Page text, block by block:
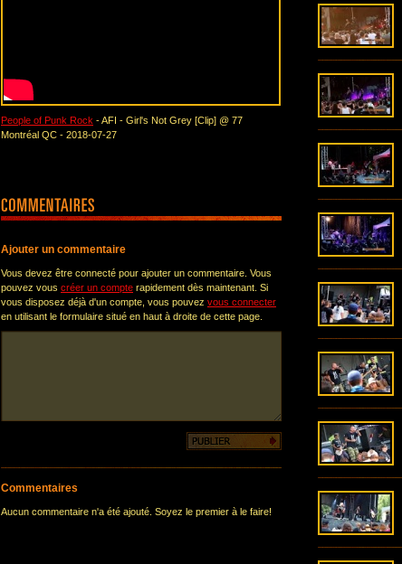
People of Punk Rock - AFI - Girl's Not Grey [Clip] @ 77
Montréal QC - 2018-07-27
Ajouter un commentaire
Vous devez être connecté pour ajouter un commentaire. Vous
pouvez vous créer un compte rapidement dès maintenant. Si
vous disposez déjà d'un compte, vous pouvez vous connecter
en utilisant le formulaire situé en haut à droite de cette page.
Commentaires
Aucun commentaire n'a été ajouté. Soyez le premier à le faire!